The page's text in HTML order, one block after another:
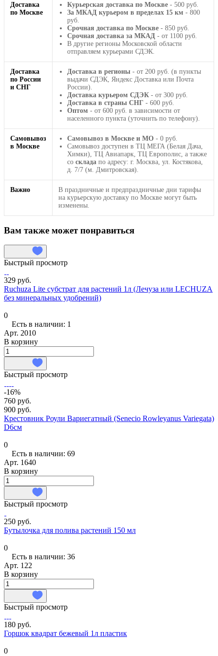
Доставка
по Москве
Курьерская доставка по Москве - 500 руб.
За МКАД курьером в пределах 15 км - 800
руб.
Срочная доставка по Москве - 850 руб.
Срочная доставка за МКАД - от 1100 руб.
В другие регионы Московской области
отправляем курьерами СДЭК.
Доставка
по России
и СНГ
Доставка в регионы - от 200 руб. (в пункты
выдачи СДЭК, Яндекс Доставка или Почта
России).
Доставка курьером СДЭК - от 300 руб.
Доставка в страны СНГ - 600 руб.
Оптом - от 600 руб. в зависимости от
населенного пункта (уточнить по телефону).
Самовывоз
в Москве
Самовывоз в Москве и МО - 0 руб.
Самовывоз доступен в ТЦ МЕГА (Белая Дача,
Химки), ТЦ Авиапарк, ТЦ Европолис, а также
со склада по адресу: г. Москва, ул. Костякова,
д. 7/7 (м. Дмитровская).
Важно
В праздничные и предпраздничные дни тарифы
на курьерскую доставку по Москве могут быть
изменены.
Вам также может понравиться
Быстрый просмотр
329 руб.
Ruchuza Lite субстрат для растений 1л (Лечуза или LECHUZA
без минеральных удобрений)
0
Есть в наличии: 1
Арт. 2010
В корзину
Быстрый просмотр
-16%
760 руб.
900 руб.
Крестовник Роули Вариегатный (Senecio Rowleyanus Variegata)
D6см
0
Есть в наличии: 69
Арт. 1640
В корзину
Быстрый просмотр
250 руб.
Бутылочка для полива растений 150 мл
0
Есть в наличии: 36
Арт. 122
В корзину
Быстрый просмотр
180 руб.
Горшок квадрат бежевый 1л пластик
0